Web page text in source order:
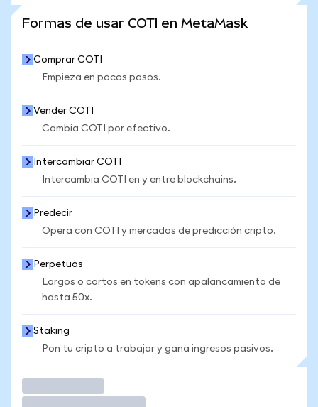
Formas de usar COTI en MetaMask
Comprar COTI
Empieza en pocos pasos.
Vender COTI
Cambia COTI por efectivo.
Intercambiar COTI
Intercambia COTI en y entre blockchains.
Predecir
Opera con COTI y mercados de predicción cripto.
Perpetuos
Largos o cortos en tokens con apalancamiento de
hasta 50x.
Staking
Pon tu cripto a trabajar y gana ingresos pasivos.